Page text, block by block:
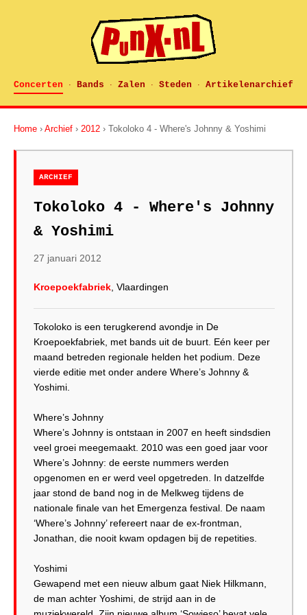
Concerten · Bands · Zalen · Steden · Artikelenarchief
Home › Archief › 2012 › Tokoloko 4 - Where's Johnny & Yoshimi
ARCHIEF
Tokoloko 4 - Where's Johnny
& Yoshimi
27 januari 2012
Kroepoekfabriek , Vlaardingen
Tokoloko is een terugkerend avondje in De
Kroepoekfabriek, met bands uit de buurt. Eén keer per
maand betreden regionale helden het podium. Deze
vierde editie met onder andere Where’s Johnny &
Yoshimi.
Where’s Johnny
Where’s Johnny is ontstaan in 2007 en heeft sindsdien
veel groei meegemaakt. 2010 was een goed jaar voor
Where’s Johnny: de eerste nummers werden
opgenomen en er werd veel opgetreden. In datzelfde
jaar stond de band nog in de Melkweg tijdens de
nationale finale van het Emergenza festival. De naam
‘Where’s Johnny’ refereert naar de ex-frontman,
Jonathan, die nooit kwam opdagen bij de repetities.
Yoshimi
Gewapend met een nieuw album gaat Niek Hilkmann,
de man achter Yoshimi, de strijd aan in de